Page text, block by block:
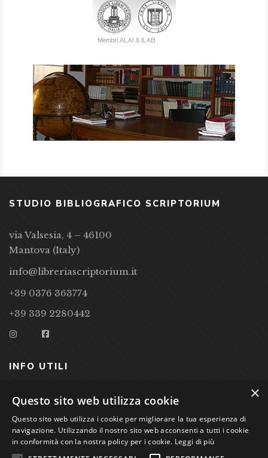
STUDIO BIBLIOGRAFICO SCRIPTORIUM
via Valsesia, 4 – 46100
Mantova (Italy)
info@libreriascriptorium.it
+39 0376 363774
+39 339 2280442
INFO UTILI
CONDIZIONI DI VENDITA
PRIVACY POLICY
COOKIE POLICY
×
Questo sito web utilizza cookie
Questo sito web utilizza i cookie per migliorare la tua esperienza di
navigazione. Utilizzando il nostro sito web acconsenti a tutti i cookie
in conformità con la nostra policy per i cookie. Leggi di più